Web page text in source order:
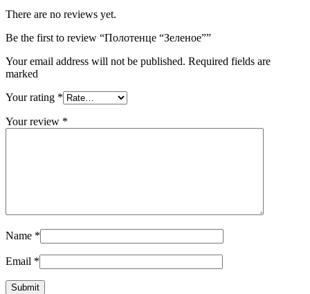
There are no reviews yet.
Be the first to review “Полотенце “Зеленое””
Your email address will not be published. Required fields are
marked
Your rating *
Your review *
Name *
Email *